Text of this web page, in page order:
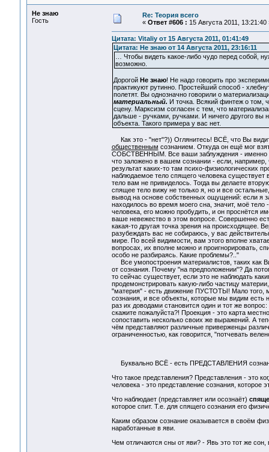
Не знаю
Гость
Re: Теория всего
« Ответ #606 : 15 Августа 2011, 13:21:40
Цитата: Vitaliy от 15 Августа 2011, 01:41:49
Цитата: Не знаю от 14 Августа 2011, 23:16:11
… Чтобы видеть какое-либо чудо перед собой,
возможно.
Дорогой Не знаю! Не надо говорить про
практикуют рутинно. Простейший способ -
полетят. Вы однозначно говорили о
материальный. И точка. Всякий финтеж о том,
сцену. Марксизм согласен с тем, что
дальше - ручками, ручками. И ничего другого вы
объекта. Такого примера у вас нет.
Как это - "нет"?)) Оглянитесь! ВСЁ, что Вы
общественным сознанием. Откуда он ещё мог
СОБСТВЕННЫМ. Все ваши заблуждения - именно
что заложено в вашем сознании - если,
результат каких-то там психо-
наблюдаемое тело спящего человека
тело вам не привиделось. Тогда вы делаете
спящее тело вижу не только я, но и все
вывод на основе собственных ощущений: если я
находилось во время моего сна, значит, моё
человека, его можно пробудить, и он проснётся
ваше невежество в этом вопросе. Совершенно
какая-то другая точка зрения на происходящее.
разубеждать вас не собираюсь, у вас
мире. По всей видимости, вам этого вполне
вопросах, их вполне можно и проигнорировать,
особо не разбираясь. Какие проблемы?.."
Все умопостроения материалистов, таких как
от сознания. Почему "на предположении"? Да
то сейчас существует, если это не наблюдать
продемонстрировать какую-либо частицу
"материя" - есть движение ПУСТОТЫ! Мало того,
сознания, и все объекты, которые мы видим есть
раз их доводами становится один и тот же
скажите пожалуйста?! Проекция - это карта
сопоставить несколько своих же выражений. А
чём представляют различные приверженцы
ограниченностью, как говорится, "потчевать
Буквально ВСЁ - есть ПРЕДСТАВЛЕНИЯ
Что такое представления? Представления - это
человека - это представление сознания, которое
Что наблюдает (представляет или осознаёт)
которое спит. Т.е. для спящего сознания его
Каким образом сознание оказывается в своём
наработанные в яви.
Чем отличаются сны от яви? - Явь это тот же